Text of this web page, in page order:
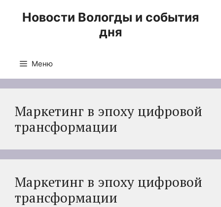
Новости Вологды и события
дня
Меню
Маркетинг в эпоху цифровой
трансформации
Маркетинг в эпоху цифровой
трансформации